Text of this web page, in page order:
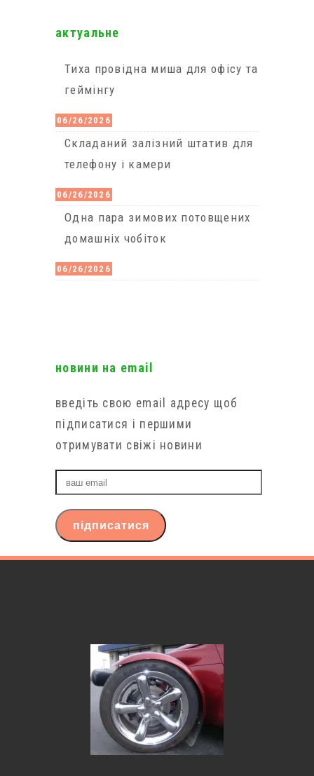
актуальне
Тиха провідна миша для офісу та
геймінгу
06/26/2026
Cкладаний залізний штатив для
телефону і камери
06/26/2026
Одна пара зимових потовщених
домашніх чобіток
06/26/2026
новини на email
введіть свою email адресу щоб
підписатися і першими
отримувати свіжі новини
ваш
email
підписатися